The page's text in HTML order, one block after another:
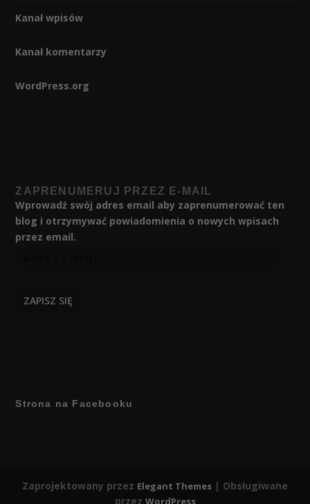
Kanał wpisów
Kanał komentarzy
WordPress.org
ZAPRENUMERUJ PRZEZ E-MAIL
Wprowadź swój adres email aby zaprenumerować ten
blog i otrzymywać powiadomienia o nowych wpisach
przez email.
ZAPISZ SIĘ
Strona na Facebooku
Zaprojektowany przez Elegant Themes | Obsługiwane
przez WordPress